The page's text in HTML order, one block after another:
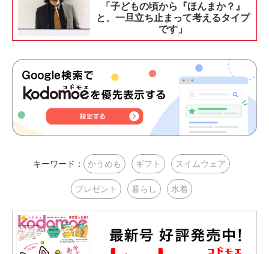
「子どもの頃から『ほんまか？』
と、一旦立ち止まって考えるタイプ
です」
キーワード： かうめも ギフト スイムウェア
プレゼント 暮らし 水着